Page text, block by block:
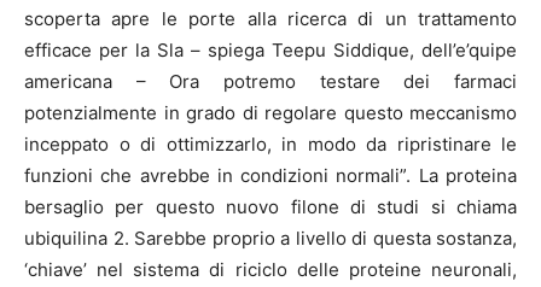
scoperta apre le porte alla ricerca di un trattamento
efficace per la Sla – spiega Teepu Siddique, dell’e’quipe
americana – Ora potremo testare dei farmaci
potenzialmente in grado di regolare questo meccanismo
inceppato o di ottimizzarlo, in modo da ripristinare le
funzioni che avrebbe in condizioni normali”. La proteina
bersaglio per questo nuovo filone di studi si chiama
ubiquilina 2. Sarebbe proprio a livello di questa sostanza,
‘chiave’ nel sistema di riciclo delle proteine neuronali,